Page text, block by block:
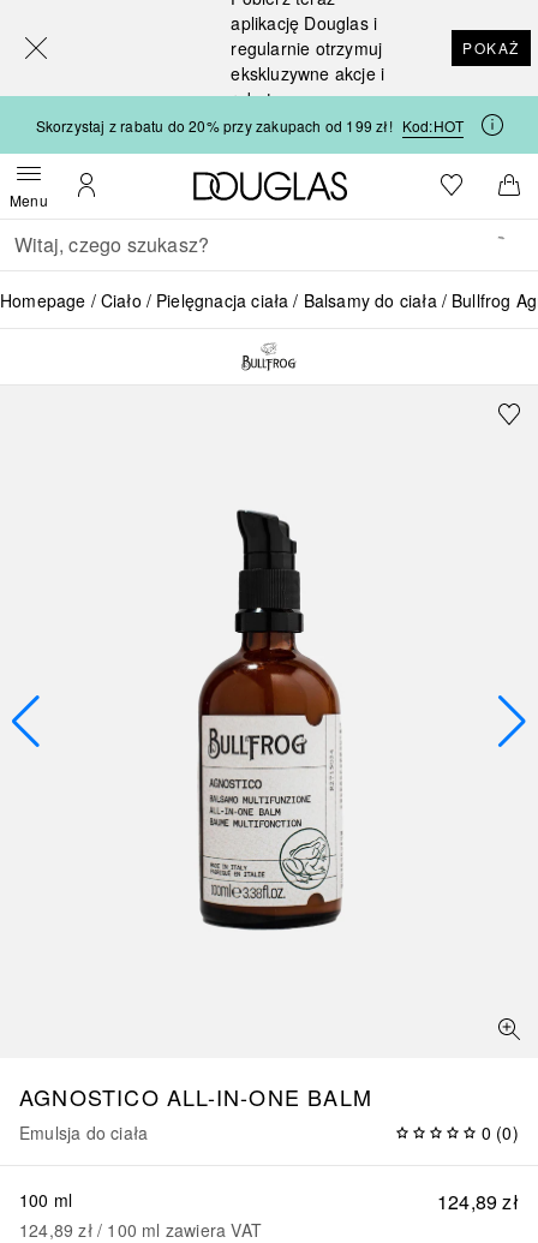
aplikację Douglas i
regularnie otrzymuj
ekskluzywne akcje i
rabaty
POKAŻ
Skorzystaj z rabatu do 20% przy zakupach od 199 zł! Kod:HOT
MenuOtwórz menuMoje konto
Strona główna Douglas
Do listyDo
Wracać
Wykonaj wyszukiwanie
Homepage Ciało Pielęgnacja ciała Balsamy do ciała Bullfrog
AGNOSTICO ALL-IN-ONE BALM
Emulsja do ciała 0 (0)
124,89 zł
100 ml
124,89 zł / 100 ml zawiera VAT
[navigation.slideout.screenreader]